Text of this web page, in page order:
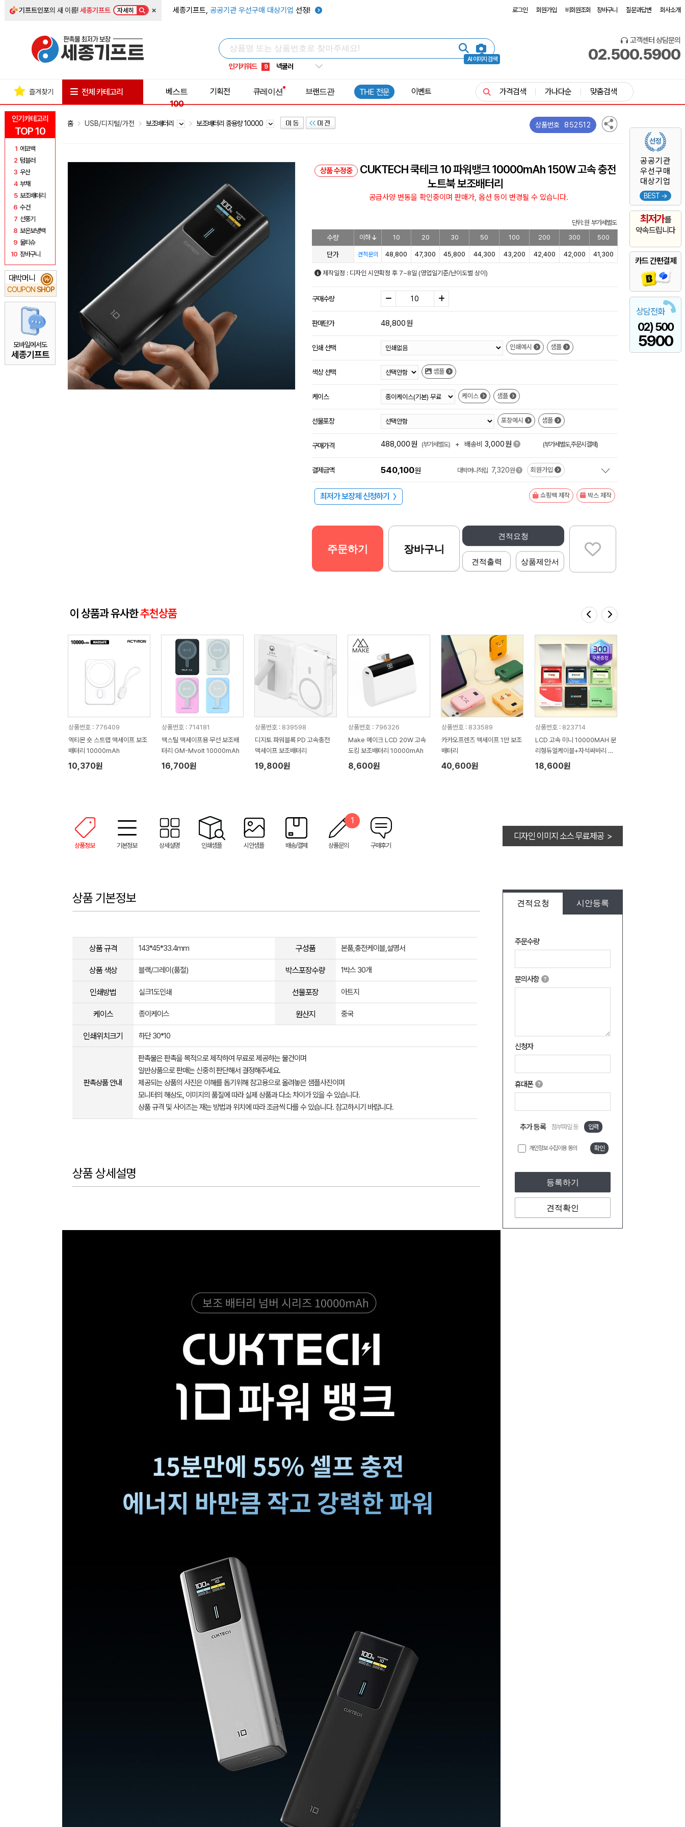
기프트인포의 새 이름!세종기프트 자세히 × 세종기프트, 공공기관 우선구매 대상기업 선정! 로그인 회원가입 비회원조회 장바구니 질문과답변 회사소개
AI 이미지 검색
인기키워드
5 키캡
8 쿨토시
9 넥쿨러
1 선풍기
고객센터 상담문의
02.500.5900
인기카테고리
TOP 10
1 에코백
2 텀블러
3 우산
4 부채
5 보조배터리
6 수건
7 선풍기
8 보온보냉백
9 물티슈
10 장바구니
대박머니
COUPON SHOP
₩
모바일에서도
세종기프트
공공기관
우선구매
대상기업
BEST →
최저가를
약속드립니다
카드 간편결제
상담전화
02) 500
5900
즐겨찾기 전체 카테고리
베스트
100
기획전 큐레이션 브랜드관 THE 전문 이벤트 가격검색 가나다순 맞춤검색
홈 USB/디지털/가전 보조배터리 보조배터리 중용량 10000 상품번호 852512
상품 수정중
CUKTECH 쿡테크 10 파워뱅크 10000mAh 150W 고속 충전
노트북 보조배터리
공급사양 변동을 확인중이며 판매가, 옵션 등이 변경될 수 있습니다.
단위: 원 부가세별도
수량 이하 10 20 30 50 100 200 300 500
단가 견적문의 48,800 47,300 45,800 44,300 43,200 42,400 42,000 41,300
제작일정 : 디자인 시안확정 후 7~8일 (영업일기준/난이도별 상이)
구매수량
판매단가 48,800원
인쇄 선택 인쇄예시 샘플
색상 선택 샘플
케이스 케이스 샘플
선물포장 포장예시 샘플
구매가격 488,000원 (부가세별도) + 배송비 3,000원 (부가세별도,주문시결제)
결제금액 540,100원 대박머니적립 7,320원 회원가입
최저가 보장제 신청하기 〉 쇼핑백 제작 박스 제작
견적요청
견적출력 상품제안서
주문하기 장바구니
이 상품과 유사한추천상품
상품번호 : 776409
엑티몬 숏 스트랩 맥세이프 보조
배터리 10000mAh
10,370원
상품번호 : 714181
맥스틸 맥세이프용 무선 보조배
터리 GM-Mvolt 10000mAh
16,700원
상품번호 : 839598
디지토 파워블록 PD 고속충전
맥세이프 보조배터리
19,800원
상품번호 : 796326
Make 메이크 LCD 20W 고속
도킹 보조배터리 10000mAh
8,600원
상품번호 : 833589
카카오프렌즈 맥세이프 1만 보조
배터리
40,600원
상품번호 : 823714
LCD 고속 미니 10000MAH 분
리형듀얼케이블+자석싸바리 굿
즈세트
18,600원
상품정보 기본정보 상세설명 인쇄샘플 시안샘플 배송/결제 상품문의
1
구매후기
디자인 이미지 소스 무료제공 >
견적요청 시안등록
주문수량
문의사항
신청자
휴대폰
추가 등록 첨부파일 등 입력
개인정보 수집이용 동의 확인
등록하기
견적확인
상품 기본정보
상품 규격 143*45*33.4mm 구성품 본품,충전케이블,설명서
상품 색상 블랙/그레이(품절) 박스포장수량 1박스 30개
인쇄방법 실크1도인쇄 선물포장 아트지
케이스 종이케이스 원산지 중국
인쇄위치크기 하단 30*10
판촉상품 안내
판촉물은 판촉을 목적으로 제작하여 무료로 제공하는 물건이며
일반상품으로 판매는 신중히 판단해서 결정해주세요.
제공되는 상품의 사진은 이해를 돕기위해 참고용으로 올려놓은 샘플사진이며
모니터의 해상도, 이미지의 품질에 따라 실제 상품과 다소 차이가 있을 수 있습니다.
상품 규격 및 사이즈는 재는 방법과 위치에 따라 조금씩 다를 수 있습니다. 참고하시기 바랍니다.
상품 상세설명